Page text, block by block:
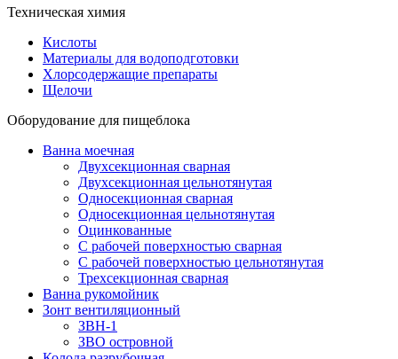
Техническая химия
Кислоты
Материалы для водоподготовки
Хлорсодержащие препараты
Щелочи
Оборудование для пищеблока
Ванна моечная
Двухсекционная сварная
Двухсекционная цельнотянутая
Односекционная сварная
Односекционная цельнотянутая
Оцинкованные
С рабочей поверхностью сварная
С рабочей поверхностью цельнотянутая
Трехсекционная сварная
Ванна рукомойник
Зонт вентиляционный
ЗВН-1
ЗВО островной